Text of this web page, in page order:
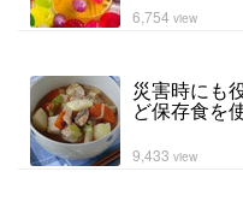
6,754 view
災害時にも
ど保存食を
9,433 view